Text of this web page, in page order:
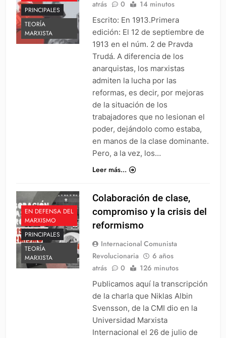
PRINCIPALES
TEORÍA
MARXISTA
atrás 0 14 minutos
Escrito: En 1913.Primera
edición: El 12 de septiembre de
1913 en el núm. 2 de Pravda
Trudá. A diferencia de los
anarquistas, los marxistas
admiten la lucha por las
reformas, es decir, por mejoras
de la situación de los
trabajadores que no lesionan el
poder, dejándolo como estaba,
en manos de la clase dominante.
Pero, a la vez, los…
Leer más...
EN DEFENSA DEL
MARXISMO
PRINCIPALES
TEORÍA
MARXISTA
Colaboración de clase,
compromiso y la crisis del
reformismo
Internacional Comunista
Revolucionaria
6 años
atrás
0 126 minutos
Publicamos aquí la transcripción
de la charla que Niklas Albin
Svensson, de la CMI dio en la
Universidad Marxista
Internacional el 26 de julio de